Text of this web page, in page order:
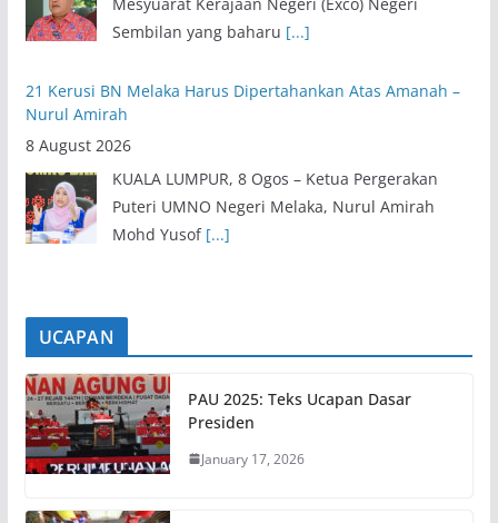
Nurul Amirah
8 August 2026
KUALA LUMPUR, 8 Ogos – Ketua Pergerakan
Puteri UMNO Negeri Melaka, Nurul Amirah
Mohd Yusof[...]
UCAPAN
PAU 2025: Teks Ucapan Dasar
Presiden
January 17, 2026